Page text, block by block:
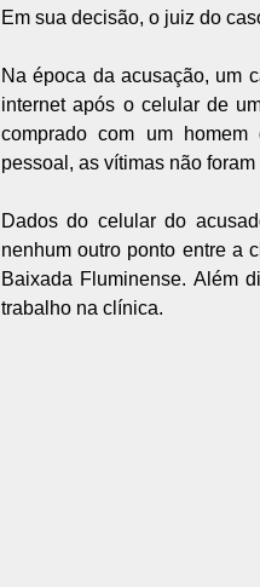
Em sua decisão, o juiz do
Na época da acusação, um
internet após o celular de
comprado com um
pessoal, as vítimas não
Dados do celular do
nenhum outro ponto entre a
Baixada Fluminense. Além
trabalho na clínica.